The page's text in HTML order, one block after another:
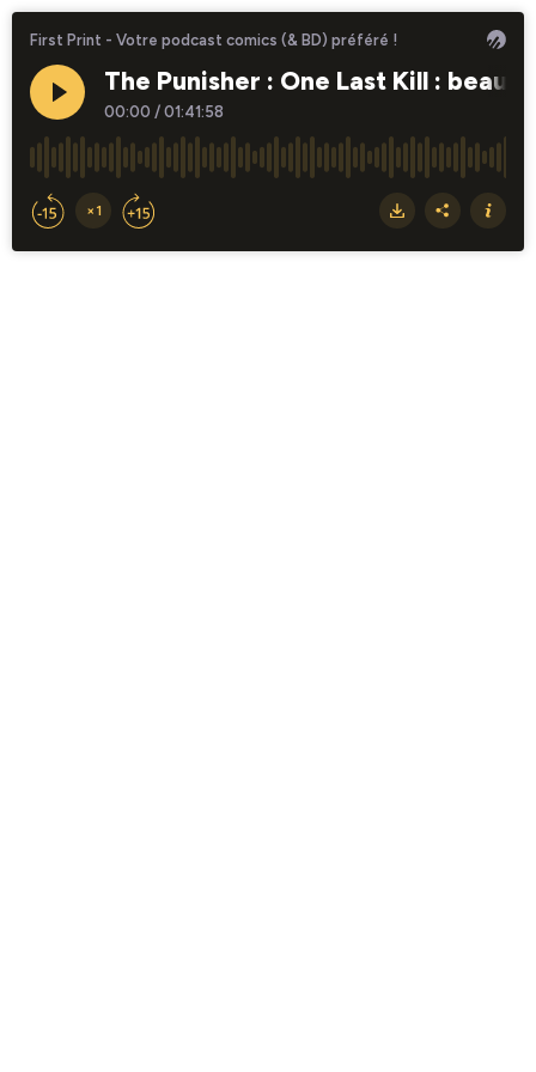
First Print - Votre podcast comics (& BD) préféré !
The Punisher : One Last Kill :
00:00 / 01:41:58
×1